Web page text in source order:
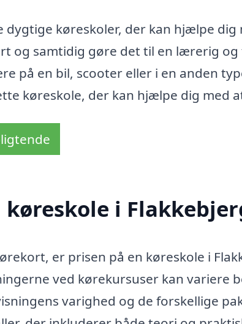
dygtige køreskoler, der kan hjælpe
og samtidig gøre det til en lærerig og
på en bil, scooter eller i en anden
køreskole, der kan hjælpe dig med
i
er prisen på en køreskole i
ved kørekursuser kan variere
varighed og de forskellige